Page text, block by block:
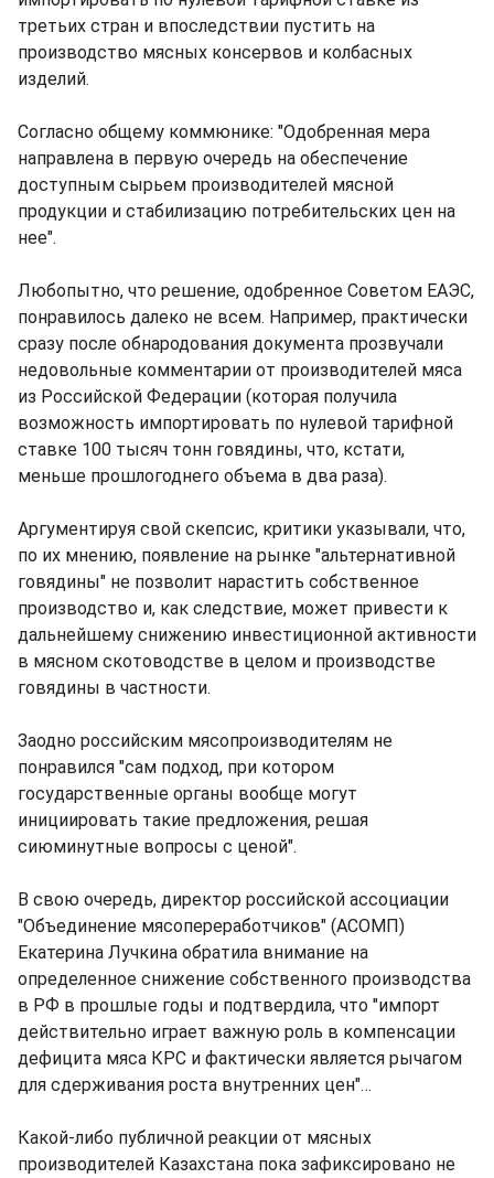
третьих стран и впоследствии пустить на
производство мясных консервов и колбасных
изделий.
Согласно общему коммюнике: "Одобренная мера
направлена в первую очередь на обеспечение
доступным сырьем производителей мясной
продукции и стабилизацию потребительских цен на
нее".
Любопытно, что решение, одобренное Советом ЕАЭС,
понравилось далеко не всем. Например, практически
сразу после обнародования документа прозвучали
недовольные комментарии от производителей мяса
из Российской Федерации (которая получила
возможность импортировать по нулевой тарифной
ставке 100 тысяч тонн говядины, что, кстати,
меньше прошлогоднего объема в два раза).
Аргументируя свой скепсис, критики указывали, что,
по их мнению, появление на рынке "альтернативной
говядины" не позволит нарастить собственное
производство и, как следствие, может привести к
дальнейшему снижению инвестиционной активности
в мясном скотоводстве в целом и производстве
говядины в частности.
Заодно российским мясопроизводителям не
понравился "сам подход, при котором
государственные органы вообще могут
инициировать такие предложения, решая
сиюминутные вопросы с ценой".
В свою очередь, директор российской ассоциации
"Объединение мясопереработчиков" (АСОМП)
Екатерина Лучкина обратила внимание на
определенное снижение собственного производства
в РФ в прошлые годы и подтвердила, что "импорт
действительно играет важную роль в компенсации
дефицита мяса КРС и фактически является рычагом
для сдерживания роста внутренних цен"…
Какой-либо публичной реакции от мясных
производителей Казахстана пока зафиксировано не